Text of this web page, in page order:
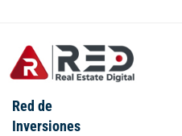
Red de
Inversiones